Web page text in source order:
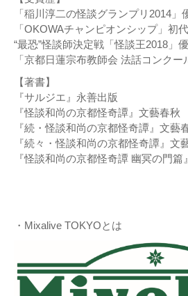
「稲川淳二の怪談グランプリ2014」
「OKOWAチャンピオンシップ」初
“最恐”怪談師決定戦「怪談王2018」
「京都日蓮宗布教師会 法話コンクー
【著書】
『サルジエ』永善出版
『怪談和尚の京都怪奇譚』文藝春秋
『続・怪談和尚の京都怪奇譚』文藝
『続々・怪談和尚の京都怪奇譚』文
『怪談和尚の京都怪奇譚 幽冥の門篇』
・Mixalive TOKYOとは